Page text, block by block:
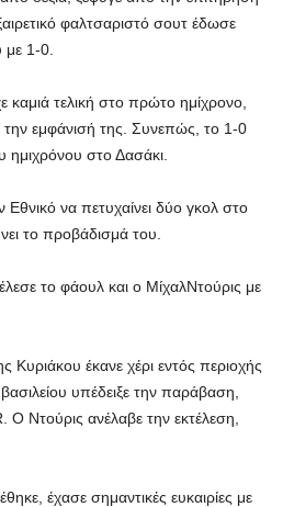
φαλτσαριστό σουτ έδωσε
1-0.
καμιά τελική στο πρώτο ημίχρονο,
την εμφάνισή της. Συνεπώς, το 1-0
στο Δασάκι.
να πετυχαίνει δύο γκολ στο
το προβάδισμά του.
το φάουλ και ο ΜίχαλΝτούρις με
Κυριάκου έκανε χέρι εντός περιοχής
υπέδειξε την παράβαση,
Ντούρις ανέλαβε την εκτέλεση,
έχασε σημαντικές ευκαιρίες με